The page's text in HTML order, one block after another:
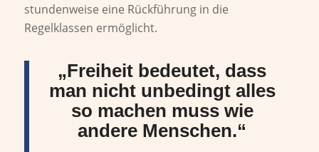
stundenweise eine Rückführung in die
Regelklassen ermöglicht.
„Freiheit bedeutet, dass
man nicht unbedingt alles
so machen muss wie
andere Menschen.“